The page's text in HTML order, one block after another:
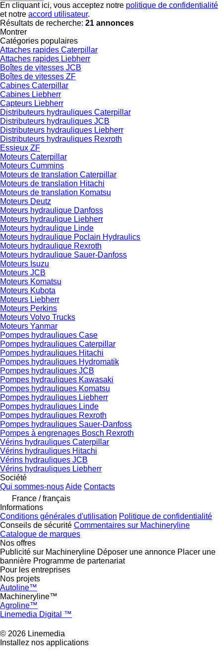
En cliquant ici, vous acceptez notre politique de confidentialité
et notre accord utilisateur.
Résultats de recherche: 21 annonces
Montrer
Catégories populaires
Attaches rapides Caterpillar
Attaches rapides Liebherr
Boîtes de vitesses JCB
Boîtes de vitesses ZF
Cabines Caterpillar
Cabines Liebherr
Capteurs Liebherr
Distributeurs hydrauliques Caterpillar
Distributeurs hydrauliques JCB
Distributeurs hydrauliques Liebherr
Distributeurs hydrauliques Rexroth
Essieux ZF
Moteurs Caterpillar
Moteurs Cummins
Moteurs de translation Caterpillar
Moteurs de translation Hitachi
Moteurs de translation Komatsu
Moteurs Deutz
Moteurs hydraulique Danfoss
Moteurs hydraulique Liebherr
Moteurs hydraulique Linde
Moteurs hydraulique Poclain Hydraulics
Moteurs hydraulique Rexroth
Moteurs hydraulique Sauer-Danfoss
Moteurs Isuzu
Moteurs JCB
Moteurs Komatsu
Moteurs Kubota
Moteurs Liebherr
Moteurs Perkins
Moteurs Volvo Trucks
Moteurs Yanmar
Pompes hydrauliques Case
Pompes hydrauliques Caterpillar
Pompes hydrauliques Hitachi
Pompes hydrauliques Hydromatik
Pompes hydrauliques JCB
Pompes hydrauliques Kawasaki
Pompes hydrauliques Komatsu
Pompes hydrauliques Liebherr
Pompes hydrauliques Linde
Pompes hydrauliques Rexroth
Pompes hydrauliques Sauer-Danfoss
Pompes à engrenages Bosch Rexroth
Vérins hydrauliques Caterpillar
Vérins hydrauliques Hitachi
Vérins hydrauliques JCB
Vérins hydrauliques Liebherr
Société
Qui sommes-nousAide Contacts
France / français
Informations
Conditions générales d'utilisation Politique de confidentialité
Conseils de sécurité Commentaires sur Machineryline
Catalogue de marques
Nos offres
Publicité sur Machineryline Déposer une annonce Placer une
bannière Programme de partenariat
Pour les entreprises
Nos projets
Autoline™
Machineryline™
Agroline™
Linemedia Digital ™
© 2026 Linemedia
Installez nos applications